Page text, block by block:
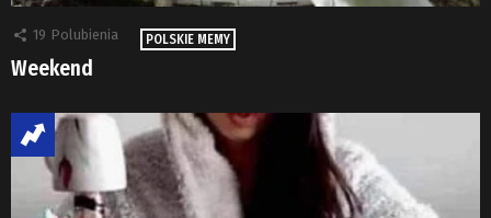
19 Polubienia POLSKIE MEMY
Weekend